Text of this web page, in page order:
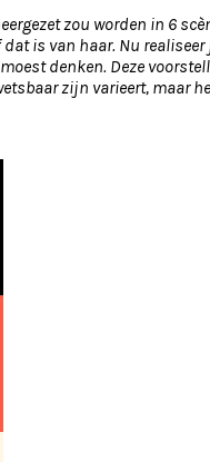
zou worden in 6
is van haar. Nu
denken. Deze
zijn varieert, maar